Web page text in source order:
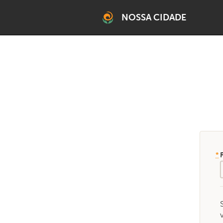
NOSSA CIDADE
*